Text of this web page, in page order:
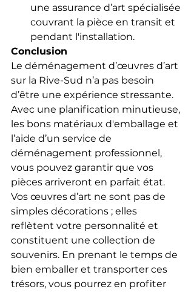
une assurance d’art spécialisée
couvrant la pièce en transit et
pendant l'installation.
Conclusion
Le déménagement d’œuvres d’art
sur la Rive-Sud n’a pas besoin
d’être une expérience stressante.
Avec une planification minutieuse,
les bons matériaux d'emballage et
l’aide d’un service de
déménagement professionnel,
vous pouvez garantir que vos
pièces arriveront en parfait état.
Vos œuvres d’art ne sont pas de
simples décorations ; elles
reflètent votre personnalité et
constituent une collection de
souvenirs. En prenant le temps de
bien emballer et transporter ces
trésors, vous pourrez en profiter